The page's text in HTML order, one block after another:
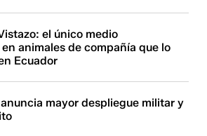
el único medio
animales de compañía que lo
Ecuador
mayor despliegue militar y